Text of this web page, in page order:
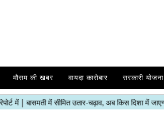
मौसम की खबर वायदा कारोबार सरकारी योजना